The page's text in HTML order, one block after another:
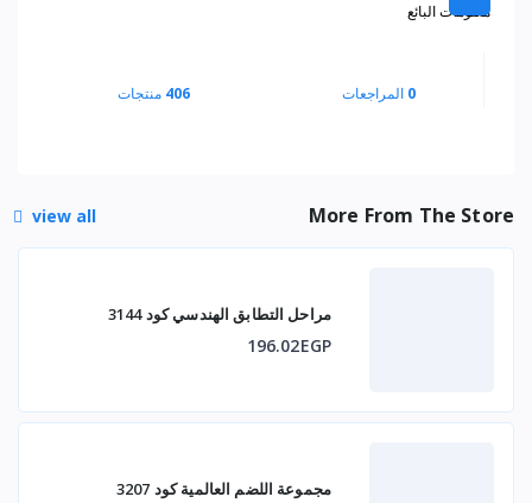
معلومات البائع
0 المراجعات 406 منتجات
More From The Store
view all
مراحل التطابق الهندسي كود 3144
196.02EGP
مجموعة اللضم العالمية كود 3207